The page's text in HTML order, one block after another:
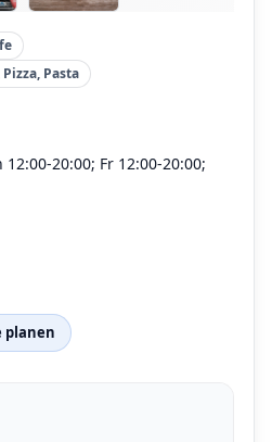
Pasta
12:00-20:00; Fr 12:00-20:00;
planen